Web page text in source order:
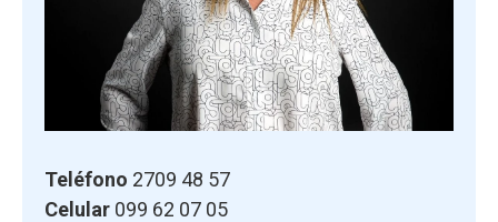
Teléfono 2709 48 57
Celular 099 62 07 05